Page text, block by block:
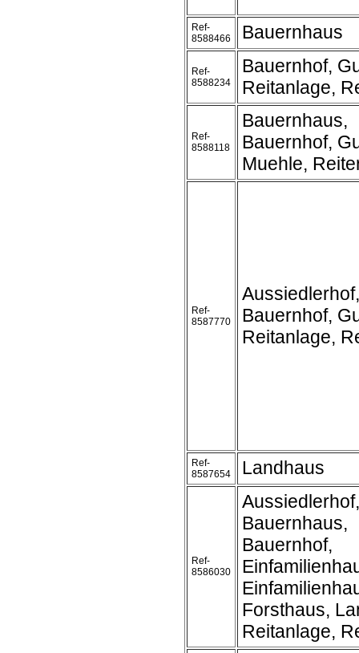
Ref-
8588466
Bauernhaus
Ref-
8588234
Bauernhof,
Reitanlage,
Ref-
8588118
Bauernhaus,
Bauernhof,
Muehle,
Ref-
8587770
Aussiedlerhof,
Bauernhof,
Reitanlage,
Ref-
8587654
Landhaus
Ref-
8586030
Aussiedlerhof,
Bauernhaus,
Bauernhof,
Forsthaus,
Reitanlage,